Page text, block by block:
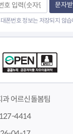
문자
폰번호 정보는 저장되지 않습
어르신돌봄팀
4414